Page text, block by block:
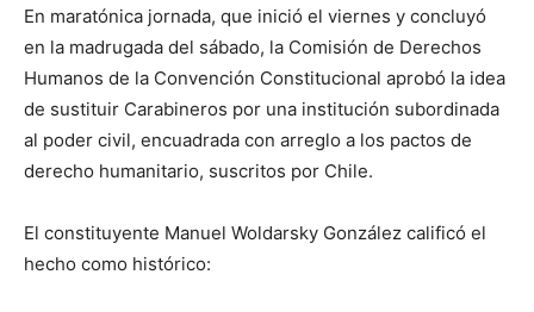
En maratónica jornada, que inició el viernes y concluyó
en la madrugada del sábado, la Comisión de Derechos
Humanos de la Convención Constitucional aprobó la idea
de sustituir Carabineros por una institución subordinada
al poder civil, encuadrada con arreglo a los pactos de
derecho humanitario, suscritos por Chile.
El constituyente Manuel Woldarsky González calificó el
hecho como histórico: